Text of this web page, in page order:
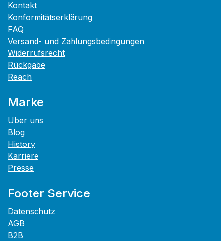
Kontakt
Konformitätserklärung
FAQ
Versand- und Zahlungsbedingungen
Widerrufsrecht
Rückgabe
Reach
Marke
Über uns
Blog
History
Karriere
Presse
Footer Service
Datenschutz
AGB
B2B